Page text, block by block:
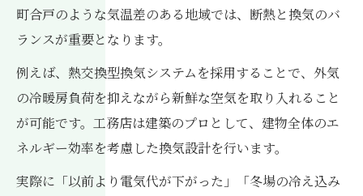
実際に工務店が採用する換気システムの強
福島県住宅に合う工務店の換気システム選
び
工務店が語る換気システムの安心メリット
町合戸のような気温差のある地域では、断熱と換気のバ
ランスが重要となります。
例えば、熱交換型換気システムを採用することで、外気
の冷暖房負荷を抑えながら新鮮な空気を取り入れること
が可能です。工務店は建築のプロとして、建物全体のエ
ネルギー効率を考慮した換気設計を行います。
実際に「以前より電気代が下がった」「冬場の冷え込み